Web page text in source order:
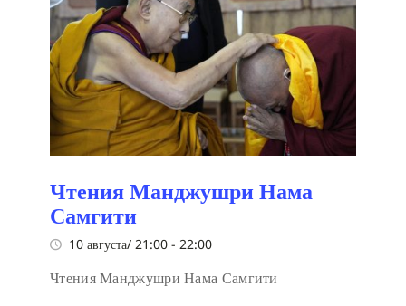
Чтения Манджушри Нама
Самгити
10 августа/ 21:00 - 22:00
Чтения Манджушри Нама Самгити